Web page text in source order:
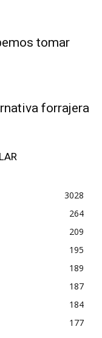
tomar
forrajera
3028
264
209
195
189
187
184
177